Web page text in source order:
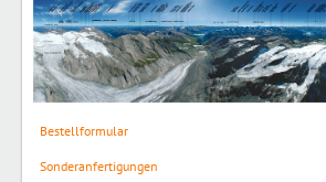
Bestellformular
Sonderanfertigungen